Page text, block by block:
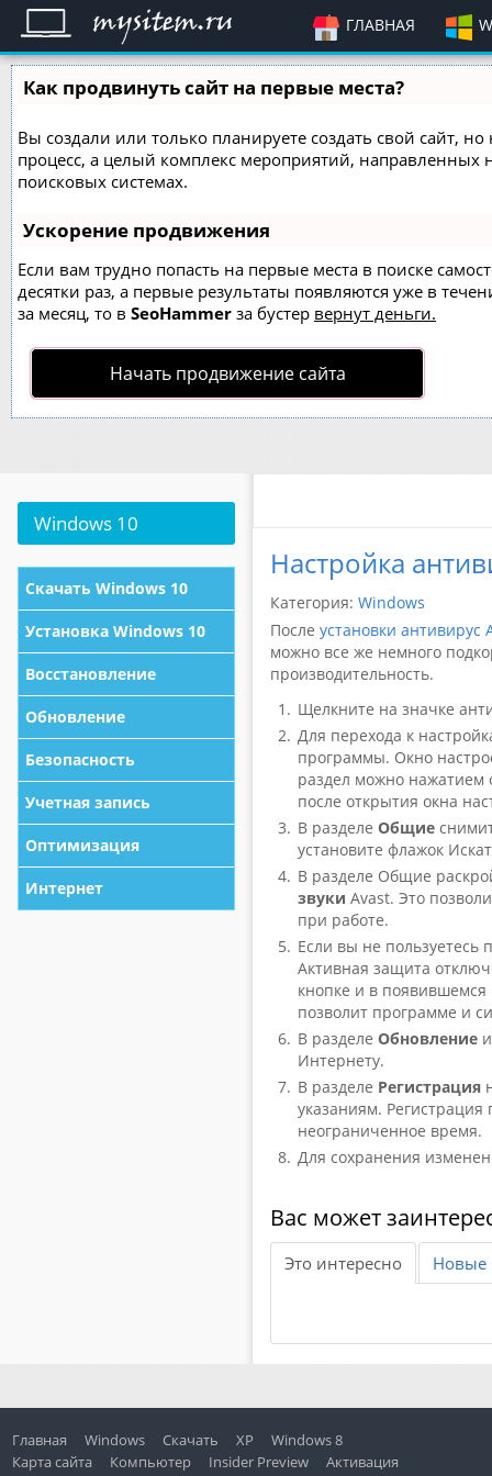
ГЛАВНАЯ
Как продвинуть сайт на первые места?
Вы создали или только планируете создать свой сайт,
процесс, а целый комплекс мероприятий,
поисковых системах.
Ускорение продвижения
Если вам трудно попасть на первые места в поиске
десятки раз, а первые результаты появляются уже в
за месяц, то в SeoHammer за бустер вернут деньги.
Начать продвижение сайта
Настройка
Категория: Windows
После установки антивирус
можно все же немного
производительность.
Щелкните на значке
Для перехода к
программы. Окно
раздел можно нажатием
после открытия окна
В разделе Общие
установите флажок
В разделе Общие
звуки Avast. Это
при работе.
Если вы не пользуетесь
Активная защита
кнопке и в
позволит программе и
В разделе Обновление
Интернету.
В разделе Регистрация
указаниям.
неограниченное время.
Для сохранения
Вас может
Это интересно Новые
Windows 10
Скачать Windows 10
Установка Windows 10
Восстановление
Обновление
Безопасность
Учетная запись
Оптимизация
Интернет
Главная Windows Скачать XP
Windows 8
Карта сайта
Компьютер Insider Preview
Активация